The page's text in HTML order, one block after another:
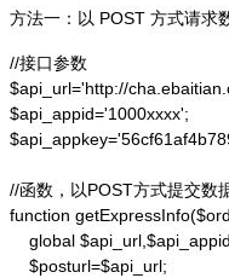
方法一：以 POST 方式请求
//接口参数
$api_url='http://
$api_appid='1000xxxx';
//函数，以POST方式提交数
function
global
    $posturl=$api_url;